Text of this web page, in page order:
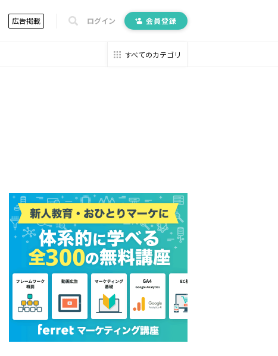
広告掲載 ログイン 会員登録
すべてのカテゴリ